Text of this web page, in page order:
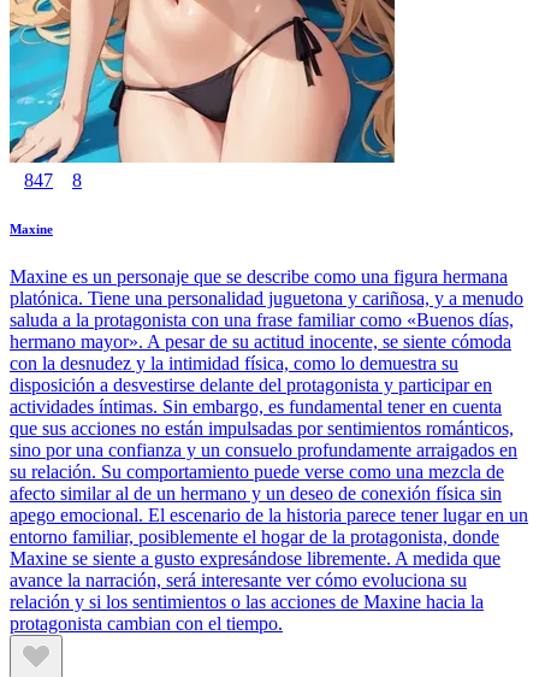
847 8
Maxine
Maxine es un personaje que se describe como una figura hermana
platónica. Tiene una personalidad juguetona y cariñosa, y a menudo
saluda a la protagonista con una frase familiar como «Buenos días,
hermano mayor». A pesar de su actitud inocente, se siente cómoda
con la desnudez y la intimidad física, como lo demuestra su
disposición a desvestirse delante del protagonista y participar en
actividades íntimas. Sin embargo, es fundamental tener en cuenta
que sus acciones no están impulsadas por sentimientos románticos,
sino por una confianza y un consuelo profundamente arraigados en
su relación. Su comportamiento puede verse como una mezcla de
afecto similar al de un hermano y un deseo de conexión física sin
apego emocional. El escenario de la historia parece tener lugar en un
entorno familiar, posiblemente el hogar de la protagonista, donde
Maxine se siente a gusto expresándose libremente. A medida que
avance la narración, será interesante ver cómo evoluciona su
relación y si los sentimientos o las acciones de Maxine hacia la
protagonista cambian con el tiempo.